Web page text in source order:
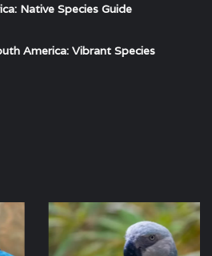
Native Species Guide
America: Vibrant Species
Guacamayo
de
Spix